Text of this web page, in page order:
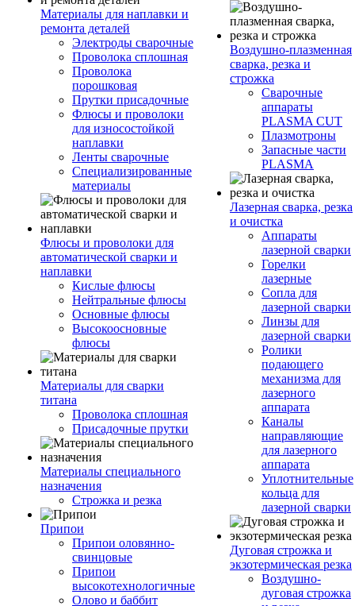
Материалы для наплавки и
ремонта деталей
Электроды сварочные
Проволока сплошная
Проволока
порошковая
Прутки присадочные
Флюсы и проволоки
для износостойкой
наплавки
Ленты сварочные
Специализированные
материалы
Флюсы и проволоки для
автоматической сварки и
наплавки
Кислые флюсы
Нейтральные флюсы
Основные флюсы
Высокоосновные
флюсы
Материалы для сварки
титана
Проволока сплошная
Присадочные прутки
Материалы специального
назначения
Строжка и резка
Припои
Припои оловянно-
свинцовые
Припои
высокотехнологичные
Олово и баббит
Воздушно-плазменная
сварка, резка и
строжка
Сварочные
аппараты
PLASMA CUT
Плазмотроны
Запасные части
PLASMA
Лазерная сварка, резка
и очистка
Аппараты
лазерной сварки
Горелки
лазерные
Сопла для
лазерной сварки
Линзы для
лазерной сварки
Ролики
подающего
механизма для
лазерного
аппарата
Каналы
направляющие
для лазерного
аппарата
Уплотнительные
кольца для
лазерной сварки
Дуговая строжка и
экзотермическая резка
Воздушно-
дуговая строжка